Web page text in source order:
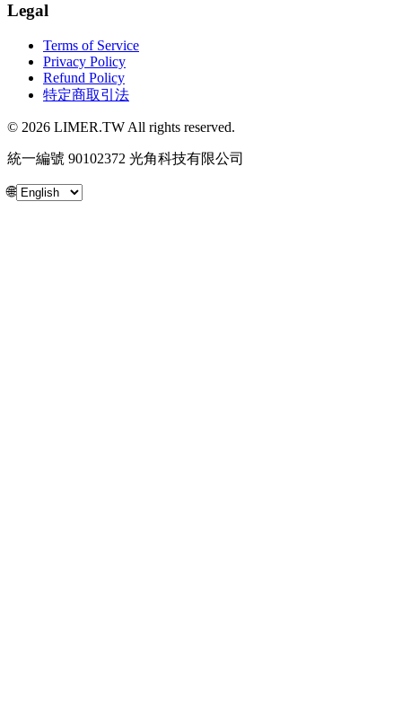
Legal
Terms of Service
Privacy Policy
Refund Policy
特定商取引法
© 2026 LIMER.TW All rights reserved.
統一編號 90102372 光角科技有限公司
🌐